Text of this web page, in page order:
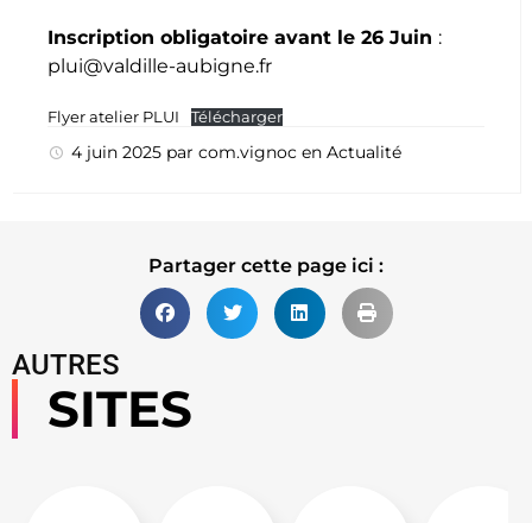
Inscription obligatoire avant le 26 Juin :
plui@valdille-aubigne.fr
Flyer atelier PLUI Télécharger
4 juin 2025 par com.vignoc en Actualité
Partager cette page ici :
AUTRES
SITES